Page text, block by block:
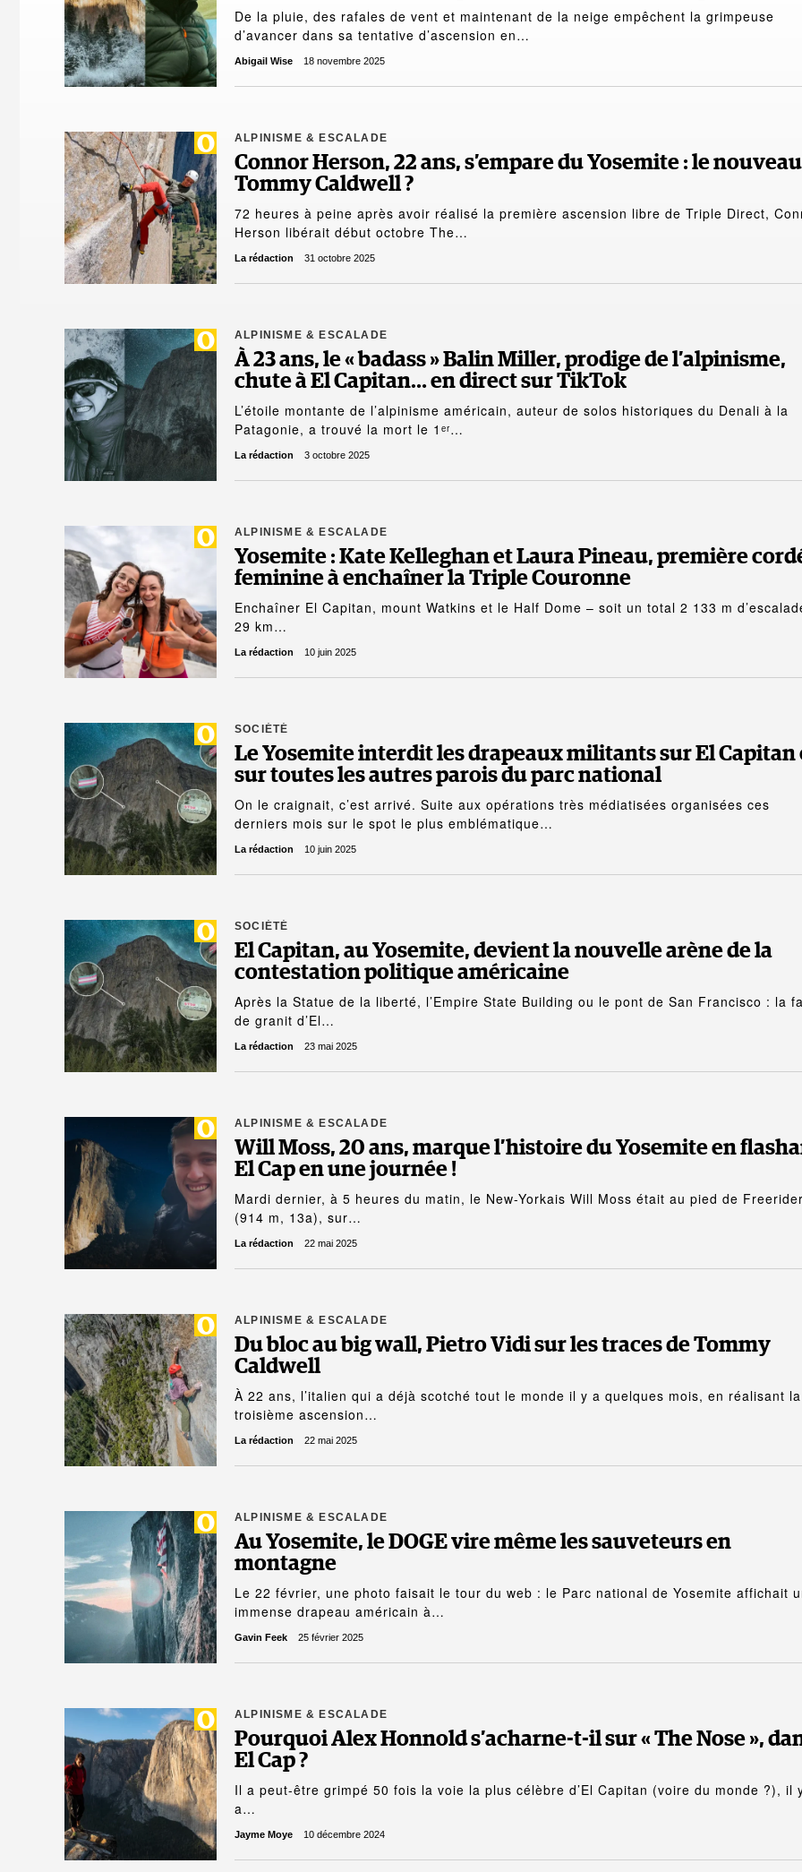
De la pluie, des rafales de vent et maintenant de la neige empêchent la grimpeuse
d’avancer dans sa tentative d’ascension en…
Abigail Wise 18 novembre 2025
ALPINISME & ESCALADE
Connor Herson, 22 ans, s’empare du Yosemite : le nouveau
Tommy Caldwell ?
72 heures à peine après avoir réalisé la première ascension libre de Triple Direct,
Herson libérait début octobre The…
La rédaction 31 octobre 2025
ALPINISME & ESCALADE
À 23 ans, le « badass » Balin Miller, prodige de l’alpinisme,
chute à El Capitan… en direct sur TikTok
L’étoile montante de l’alpinisme américain, auteur de solos historiques du Denali à la
Patagonie, a trouvé la mort le 1ᵉʳ…
La rédaction 3 octobre 2025
ALPINISME & ESCALADE
Yosemite : Kate Kelleghan et Laura Pineau, première
feminine à enchaîner la Triple Couronne
Enchaîner El Capitan, mount Watkins et le Half Dome – soit un total 2 133 m
29 km…
La rédaction 10 juin 2025
SOCIÉTÉ
Le Yosemite interdit les drapeaux militants sur El Capitan
sur toutes les autres parois du parc national
On le craignait, c’est arrivé. Suite aux opérations très médiatisées organisées ces
derniers mois sur le spot le plus emblématique…
La rédaction 10 juin 2025
SOCIÉTÉ
El Capitan, au Yosemite, devient la nouvelle arène de la
contestation politique américaine
Après la Statue de la liberté, l’Empire State Building ou le pont de San Francisco : la
de granit d’El…
La rédaction 23 mai 2025
ALPINISME & ESCALADE
Will Moss, 20 ans, marque l’histoire du Yosemite en
El Cap en une journée !
Mardi dernier, à 5 heures du matin, le New-Yorkais Will Moss était au pied de Freerider
(914 m, 13a), sur…
La rédaction 22 mai 2025
ALPINISME & ESCALADE
Du bloc au big wall, Pietro Vidi sur les traces de Tommy
Caldwell
À 22 ans, l’italien qui a déjà scotché tout le monde il y a quelques mois, en réalisant la
troisième ascension…
La rédaction 22 mai 2025
ALPINISME & ESCALADE
Au Yosemite, le DOGE vire même les sauveteurs en
montagne
Le 22 février, une photo faisait le tour du web : le Parc national de Yosemite affichait
immense drapeau américain à…
Gavin Feek 25 février 2025
ALPINISME & ESCALADE
Pourquoi Alex Honnold s’acharne-t-il sur « The Nose »,
El Cap ?
Il a peut-être grimpé 50 fois la voie la plus célèbre d’El Capitan (voire du monde ?), il
a…
Jayme Moye 10 décembre 2024